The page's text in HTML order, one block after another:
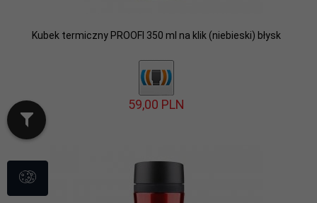
Kubek termiczny PROOFI 350 ml na klik (niebieski) błysk
59,00 PLN